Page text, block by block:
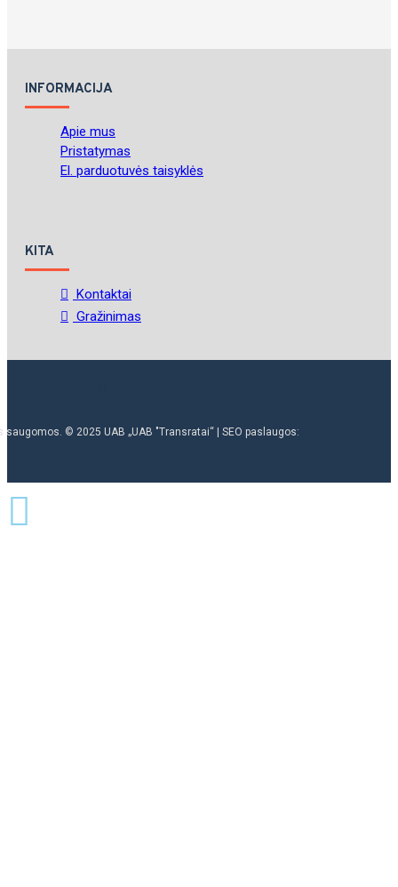
INFORMACIJA
Apie mus
Pristatymas
El. parduotuvės taisyklės
KITA
Kontaktai
Gražinimas
saugomos. © 2025 UAB „UAB "Transratai“ | SEO paslaugos: